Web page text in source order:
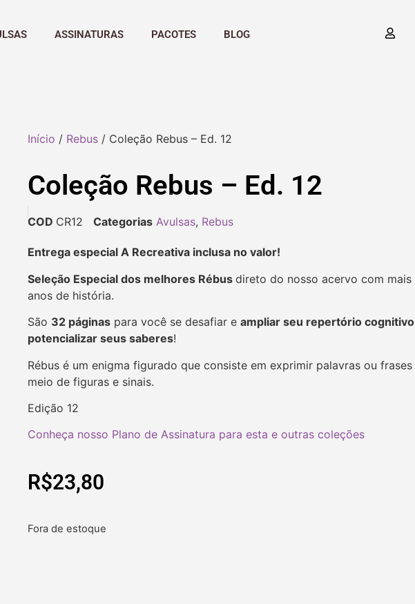
ASSINATURAS PACOTES BLOG
Início / Rebus / Coleção Rebus – Ed. 12
Coleção Rebus – Ed. 12
COD CR12 Categorias Avulsas, Rebus
Entrega especial A Recreativa inclusa no valor!
Seleção Especial dos melhores Rébus direto do nosso acervo com mais
anos de história.
São 32 páginas para você se desafiar e ampliar seu repertório
potencializar seus saberes!
Rébus é um enigma figurado que consiste em exprimir palavras ou
meio de figuras e sinais.
Edição 12
Conheça nosso Plano de Assinatura para esta e outras coleções
R$23,80
Fora de estoque